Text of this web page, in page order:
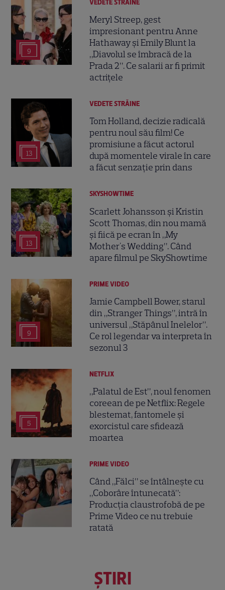
9
VEDETE STRĂINE
Meryl Streep, gest
impresionant pentru Anne
Hathaway și Emily Blunt la
„Diavolul se îmbracă de la
Prada 2”. Ce salarii ar fi primit
actrițele
13
VEDETE STRĂINE
Tom Holland, decizie radicală
pentru noul său film! Ce
promisiune a făcut actorul
după momentele virale în care
a făcut senzație prin dans
13
SKYSHOWTIME
Scarlett Johansson și Kristin
Scott Thomas, din nou mamă
și fiică pe ecran în „My
Mother's Wedding”. Când
apare filmul pe SkyShowtime
9
PRIME VIDEO
Jamie Campbell Bower, starul
din „Stranger Things”, intră în
universul „Stăpânul Inelelor”.
Ce rol legendar va interpreta în
sezonul 3
5
NETFLIX
„Palatul de Est”, noul fenomen
coreean de pe Netflix: Regele
blestemat, fantomele și
exorcistul care sfidează
moartea
PRIME VIDEO
Când „Fălci” se întâlnește cu
„Coborâre întunecată”:
Producția claustrofobă de pe
Prime Video ce nu trebuie
ratată
ŞTIRI